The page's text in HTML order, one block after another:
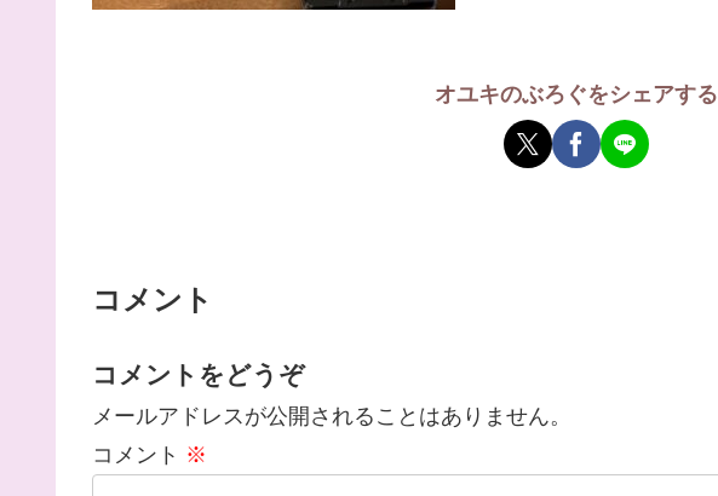
オユキのぶろぐをシェアする
コメント
コメントをどうぞ
メールアドレスが公開されることはありません。
コメント ※